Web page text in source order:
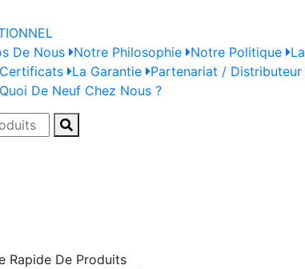
De Nous Notre Philosophie Notre Politique La
Certificats La Garantie Partenariat / Distributeur
Quoi De Neuf Chez Nous ?
Rapide De Produits